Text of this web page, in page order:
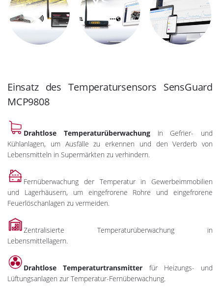
Einsatz des Temperatursensors SensGuard
MCP9808
Drahtlose Temperaturüberwachungin Gefrier- und
Kühlanlagen, um Ausfälle zu erkennen und den Verderb von
Lebensmitteln in Supermärkten zu verhindern.
Fernüberwachung der Temperatur in Gewerbeimmobilien
und Lagerhäusern, um eingefrorene Rohre und eingefrorene
Feuerlöschanlagen zu vermeiden.
Zentralisierte Temperaturüberwachung in
Lebensmittellagern.
Drahtlose Temperaturtransmitter für Heizungs- und
Lüftungsanlagen zur Temperatur-Fernüberwachung.